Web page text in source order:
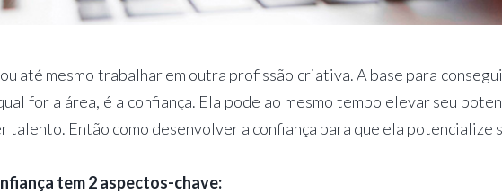
até mesmo trabalhar em outra profissão criativa. A base para
for a área, é a confiança. Ela pode ao mesmo tempo elevar seu
talento. Então como desenvolver a confiança para que ela potencialize
tem 2 aspectos-chave: